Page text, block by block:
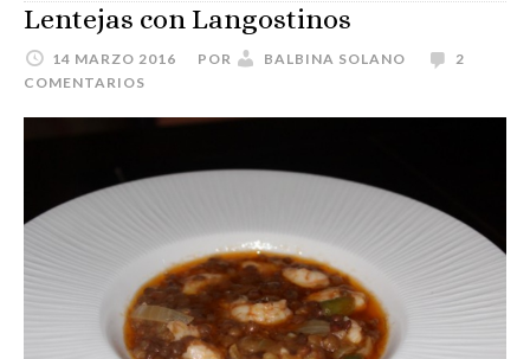
Lentejas con Langostinos
14 MARZO 2016 POR BALBINA SOLANO
2
COMENTARIOS